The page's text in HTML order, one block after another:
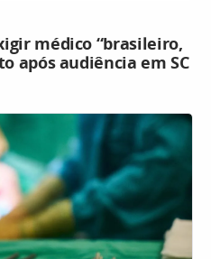
médico “brasileiro,
após audiência em SC